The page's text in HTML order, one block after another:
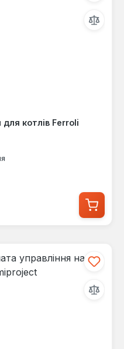
котлів Ferroli